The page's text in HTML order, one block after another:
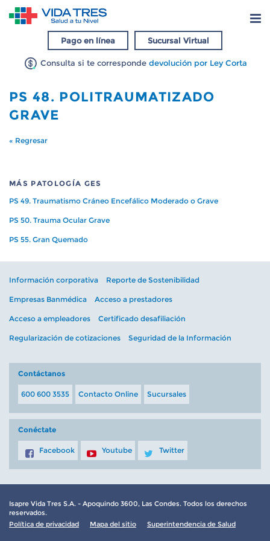
Pago en línea Sucursal Virtual
Consulta si te corresponde devolución por Ley Corta
PS 48. POLITRAUMATIZADO
GRAVE
« Regresar
MÁS PATOLOGÍA GES
PS 49. Traumatismo Cráneo Encefálico Moderado o Grave
PS 50. Trauma Ocular Grave
PS 55. Gran Quemado
Información corporativa Reporte de Sostenibilidad
Empresas Banmédica Acceso a prestadores
Acceso a empleadores Certificado desafiliación
Regularización de cotizaciones Seguridad de la Información
Contáctanos
600 600 3535 Contacto Online Sucursales
Conéctate
Facebook Youtube Twitter
Isapre Vida Tres S.A. - Apoquindo 3600, Las Condes. Todos los derechos
reservados.
Política de privacidad
Mapa del sitio Superintendencia de Salud